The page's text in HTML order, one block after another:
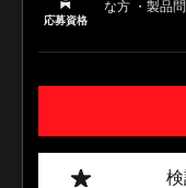
応募資格
な方 ・製品